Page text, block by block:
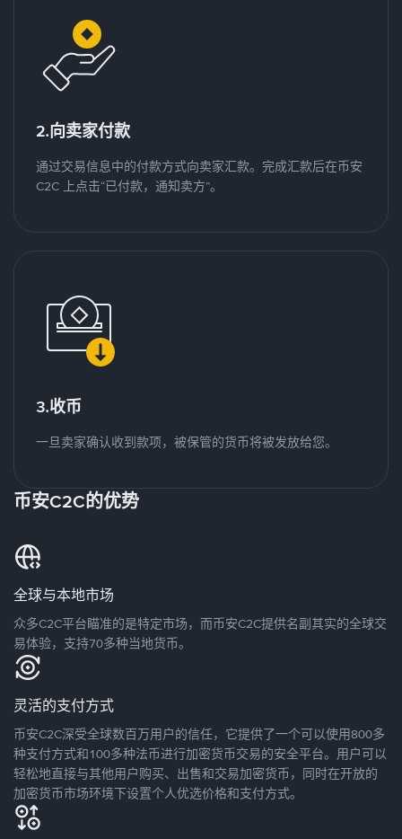
2.向卖家付款
通过交易信息中的付款方式向卖家汇款。完成汇款后在币安
C2C 上点击“已付款，通知卖方”。
3.收币
一旦卖家确认收到款项，被保管的货币将被发放给您。
币安C2C的优势
全球与本地市场
众多C2C平台瞄准的是特定市场，而币安C2C提供名副其实的全球交
易体验，支持70多种当地货币。
灵活的支付方式
币安C2C深受全球数百万用户的信任，它提供了一个可以使用800多
种支付方式和100多种法币进行加密货币交易的安全平台。用户可以
轻松地直接与其他用户购买、出售和交易加密货币，同时在开放的
加密货币市场环境下设置个人优选价格和支付方式。